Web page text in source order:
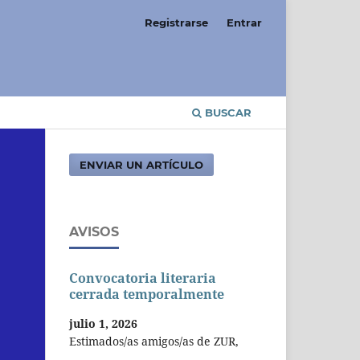
BUSCAR
Registrarse Entrar
ENVIAR UN ARTÍCULO
AVISOS
Convocatoria literaria
cerrada temporalmente
julio 1, 2026
Estimados/as amigos/as de ZUR,